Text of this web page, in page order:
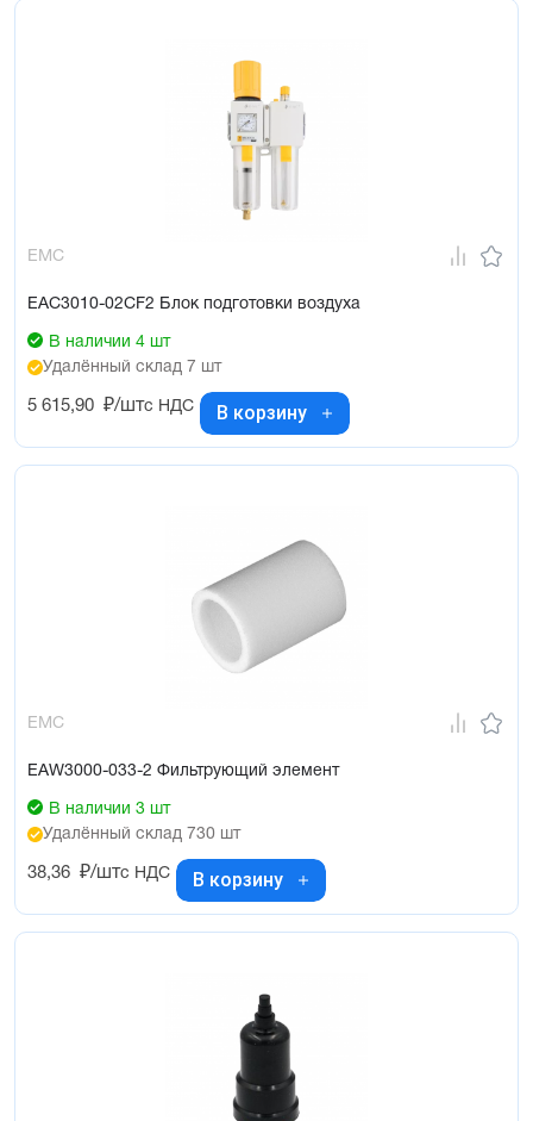
EMC
EAC3010-02CF2 Блок подготовки воздуха
В наличии 4 шт
Удалённый склад 7 шт
5 615,90 ₽/штс НДС В корзину
EMC
EAW3000-033-2 Фильтрующий элемент
В наличии 3 шт
Удалённый склад 730 шт
38,36 ₽/штс НДС В корзину